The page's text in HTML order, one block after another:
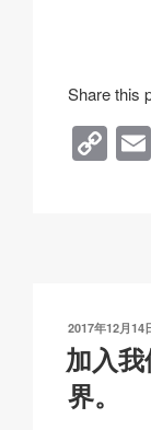
Share this
C
o
n
k
发
布
于
2017年12月14
加入
界。